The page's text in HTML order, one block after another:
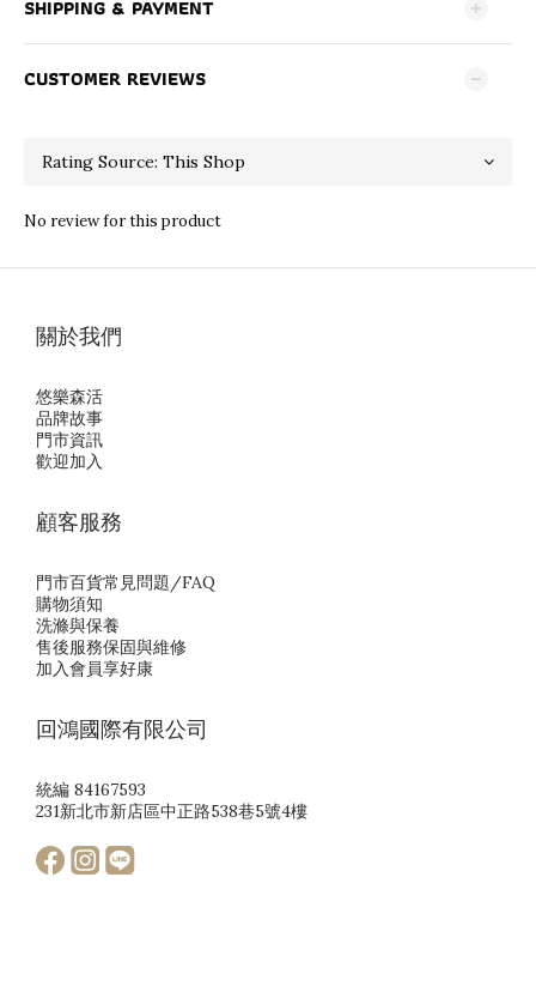
SHIPPING & PAYMENT
CUSTOMER REVIEWS
No review for this product
關於我們
悠樂森活
品牌故事
門市資訊
歡迎加入
顧客服務
門市百貨常見問題/FAQ
購物須知
洗滌與保養
售後服務保固與維修
加入會員享好康
回鴻國際有限公司
統編 84167593
231新北市新店區中正路538巷5號4樓